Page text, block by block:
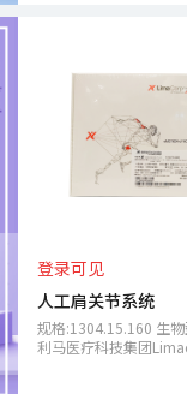
登录可见
人工肩关节系统